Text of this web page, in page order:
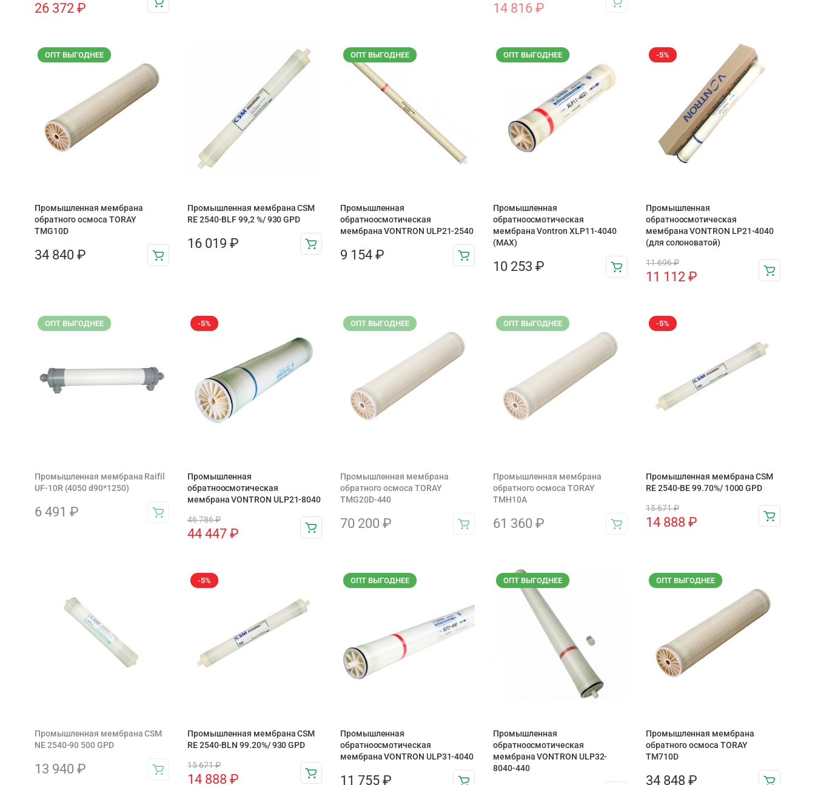
26 372 ₽ 14 816 ₽
ОПТ ВЫГОДНЕЕ
Промышленная мембрана
обратного осмоса TORAY
TMG10D
34 840 ₽
Промышленная мембрана CSM
RE 2540-BLF 99,2 %/ 930 GPD
16 019 ₽
ОПТ ВЫГОДНЕЕ
Промышленная
обратноосмотическая
мембрана VONTRON ULP21-2540
9 154 ₽
ОПТ ВЫГОДНЕЕ
Промышленная
обратноосмотическая
мембрана Vontron XLP11-4040
(MAX)
10 253 ₽
-5%
Промышленная
обратноосмотическая
мембрана VONTRON LP21-4040
(для солоноватой)
11 696₽
11 112 ₽
ОПТ ВЫГОДНЕЕ
Промышленная мембрана Raifil
UF-10R (4050 d90*1250)
6 491 ₽
-5%
Промышленная
обратноосмотическая
мембрана VONTRON ULP21-8040
46 786₽
44 447 ₽
ОПТ ВЫГОДНЕЕ
Промышленная мембрана
обратного осмоса TORAY
TMG20D-440
70 200 ₽
ОПТ ВЫГОДНЕЕ
Промышленная мембрана
обратного осмоса TORAY
TMH10A
61 360 ₽
-5%
Промышленная мембрана CSM
RE 2540-BE 99.70%/ 1000 GPD
15 671₽
14 888 ₽
Промышленная мембрана CSM
NE 2540-90 500 GPD
13 940 ₽
-5%
Промышленная мембрана CSM
RE 2540-BLN 99.20%/ 930 GPD
15 671₽
14 888 ₽
ОПТ ВЫГОДНЕЕ
Промышленная
обратноосмотическая
мембрана VONTRON ULP31-4040
11 755 ₽
ОПТ ВЫГОДНЕЕ
Промышленная
обратноосмотическая
мембрана VONTRON ULP32-
8040-440
ОПТ ВЫГОДНЕЕ
Промышленная мембрана
обратного осмоса TORAY
TM710D
34 848 ₽